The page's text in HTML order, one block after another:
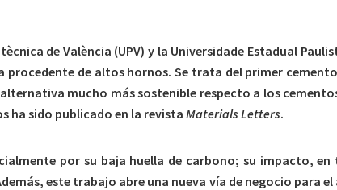
de València (UPV) y la Universidade Estadual
procedente de altos hornos. Se trata del primer
mucho más sostenible respecto a los
ha sido publicado en la revista Materials Letters.
por su baja huella de carbono; su impacto,
este trabajo abre una nueva vía de negocio para